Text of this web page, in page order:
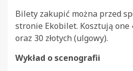
Bilety zakupić można przed
stronie Ekobilet. Kosztują one
oraz 30 złotych (ulgowy).
Wykład o scenografii